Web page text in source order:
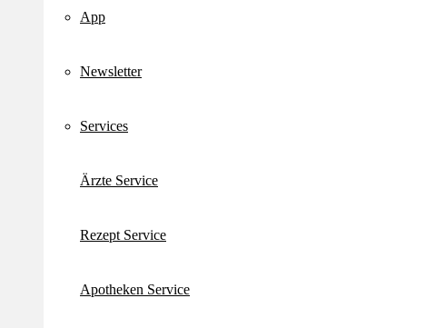
App
Newsletter
Services
Ärzte Service
Rezept Service
Apotheken Service